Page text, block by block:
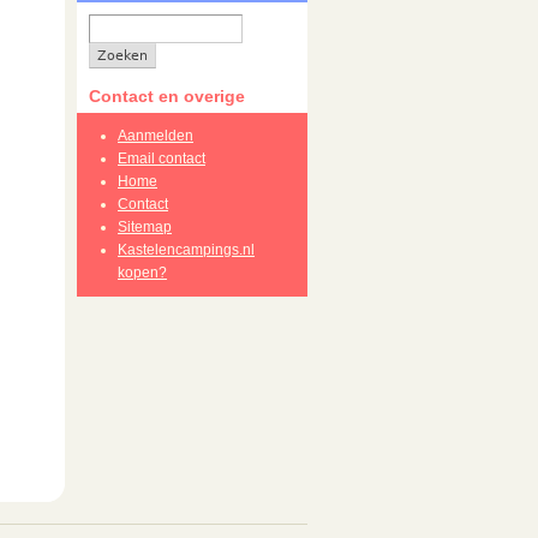
Contact en overige
Aanmelden
Email contact
Home
Contact
Sitemap
Kastelencampings.nl
kopen?